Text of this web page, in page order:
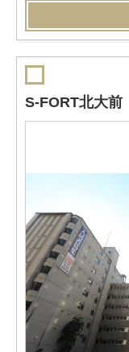
S-FORT北大前